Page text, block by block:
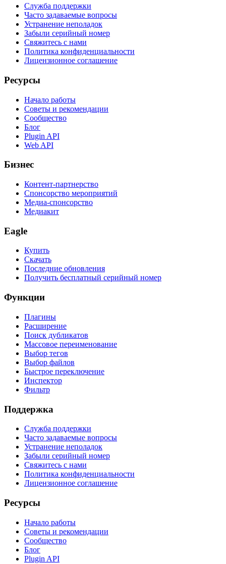
Служба поддержки
Часто задаваемые вопросы
Устранение неполадок
Забыли серийный номер
Свяжитесь с нами
Политика конфиденциальности
Лицензионное соглашение
Ресурсы
Начало работы
Советы и рекомендации
Сообщество
Блог
Plugin API
Web API
Бизнес
Контент-партнерство
Спонсорство мероприятий
Медиа-спонсорство
Медиакит
Eagle
Купить
Скачать
Последние обновления
Получить бесплатный серийный номер
Функции
Плагины
Расширение
Поиск дубликатов
Массовое переименование
Выбор тегов
Выбор файлов
Быстрое переключение
Инспектор
Фильтр
Поддержка
Служба поддержки
Часто задаваемые вопросы
Устранение неполадок
Забыли серийный номер
Свяжитесь с нами
Политика конфиденциальности
Лицензионное соглашение
Ресурсы
Начало работы
Советы и рекомендации
Сообщество
Блог
Plugin API